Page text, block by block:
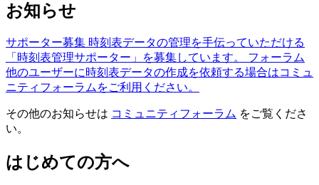
お知らせ
サポーター募集 時刻表データの管理を手伝っていただける
「時刻表管理サポーター」を募集しています。
フォーラム
他のユーザーに時刻表データの作成を依頼する場合はコミュ
ニティフォーラムをご利用ください。
その他のお知らせは コミュニティフォーラム をご覧くださ
い。
はじめての方へ